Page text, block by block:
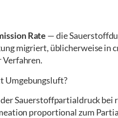
Rate — die
migriert, üblicherweise in
Verfahren.
Umgebungsluft?
Sauerstoffpartialdruck
proportional zum